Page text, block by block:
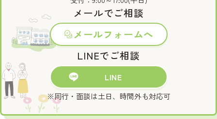
メールでご相談
メールフォームへ
LINEでご相談
LINE
※同行・面談は土日、時間外も対応可